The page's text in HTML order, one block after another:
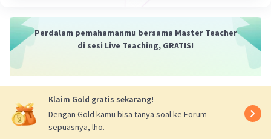
Perdalam pemahamanmu bersama Master Teacher
di sesi Live Teaching, GRATIS!
Klaim Gold gratis sekarang!
Dengan Gold kamu bisa tanya soal ke Forum
sepuasnya, lho.